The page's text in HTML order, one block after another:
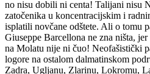
no nisu dobili ni centa! Talijani nisu
zatočenika u koncentracijskim i
isplatili novčane odštete. Ali o tomu
Giuseppe Barcellona ne zna ništa,
na Molatu nije ni čuo! Neofašistički
logore na ostalom dalmatinskom
Zadra, Ugljanu, Zlarinu, Lokromu,